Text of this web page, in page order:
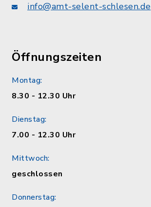
info@amt-selent-schlesen.de
Öffnungszeiten
Montag:
8.30 - 12.30 Uhr
Dienstag:
7.00 - 12.30 Uhr
Mittwoch:
geschlossen
Donnerstag: